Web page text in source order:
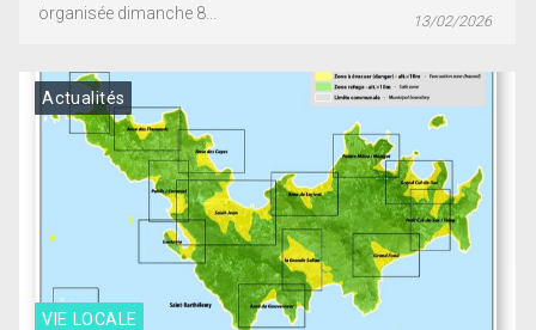
organisée dimanche 8...
13/02/2026
VIE LOCALE
Actualités